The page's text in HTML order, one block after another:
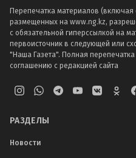
Перепечатка материалов
размещенных на www.ng.kz,
с обязательной гиперссылкой на
первоисточник в следующей или
"Наша Газета". Полная
соглашению с редакцией сайта
РАЗДЕЛЫ
Новости